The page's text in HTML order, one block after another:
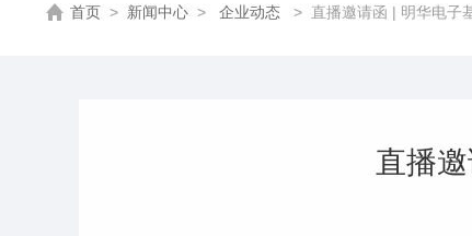
首页 > 新闻中心 > 企业动态 > 直播邀请函 | 明华电子
直播